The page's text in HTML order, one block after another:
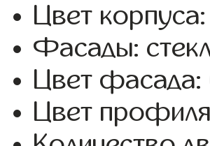
Цвет
Фасады:
Цвет фасада:
Цвет